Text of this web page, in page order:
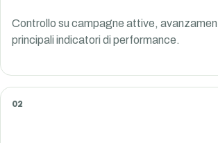
Controllo su campagne attive,
principali indicatori di performance.
02